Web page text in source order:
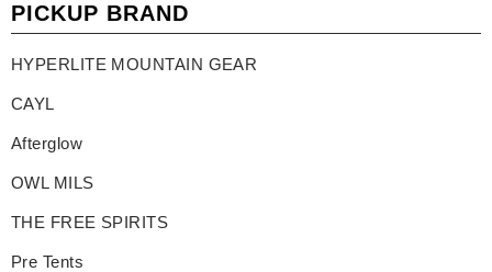
PICKUP BRAND
HYPERLITE MOUNTAIN GEAR
CAYL
Afterglow
OWL MILS
THE FREE SPIRITS
Pre Tents